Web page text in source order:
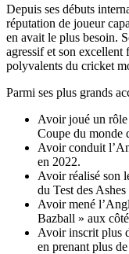
Depuis ses débuts
réputation de joueur
en avait le plus besoin.
agressif et son
polyvalents du cricket
Parmi ses plus grands
Avoir joué un
Coupe du monde
Avoir conduit
en 2022.
Avoir réalisé son
du Test des
Avoir mené
Bazball » aux
Avoir inscrit plus
en prenant plus